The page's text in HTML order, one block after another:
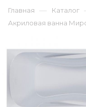
Главная — Каталог
Акриловая ванна